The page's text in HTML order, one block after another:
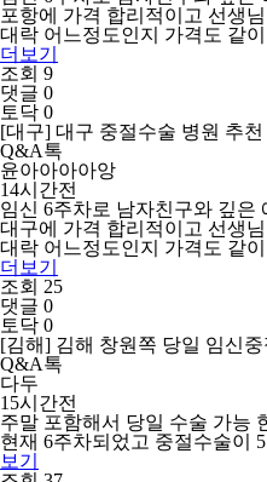
포항에 가격 합리적이고 선생
대락 어느정도인지 가격도 같
더보기
조회 9
댓글 0
토닥 0
[대구] 대구 중절수술 병원 추천
Q&A톡
윤아아아아앙
14시간전
임신 6주차로 남자친구와 깊은
대구에 가격 합리적이고 선생
대락 어느정도인지 가격도 같
더보기
조회 25
댓글 0
토닥 0
[김해] 김해 창원쪽 당일 임신
Q&A톡
다두
15시간전
주말 포함해서 당일 수술 가능
현재 6주차되었고 중절수술이
보기